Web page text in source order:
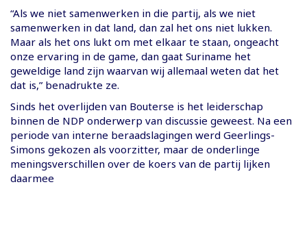
“Als we niet samenwerken in die partij, als we niet
samenwerken in dat land, dan zal het ons niet lukken.
Maar als het ons lukt om met elkaar te staan, ongeacht
onze ervaring in de game, dan gaat Suriname het
geweldige land zijn waarvan wij allemaal weten dat het
dat is,” benadrukte ze.
Sinds het overlijden van Bouterse is het leiderschap
binnen de NDP onderwerp van discussie geweest. Na een
periode van interne beraadslagingen werd Geerlings-
Simons gekozen als voorzitter, maar de onderlinge
meningsverschillen over de koers van de partij lijken
daarmee